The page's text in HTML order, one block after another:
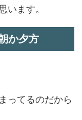
います。
か夕方
ってるのだから